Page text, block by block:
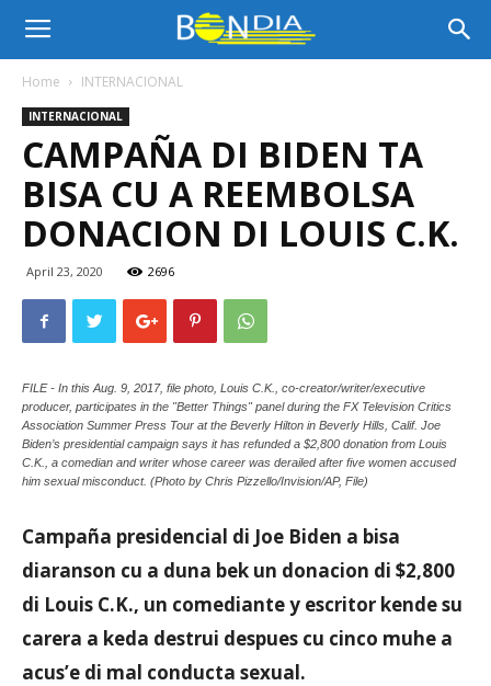
Bon
Dia
Aruba
Noticia
Aruba
Home INTERNACIONAL
INTERNACIONAL
CAMPAÑA DI BIDEN TA
BISA CU A REEMBOLSA
DONACION DI LOUIS C.K.
April 23, 2020 2696
FILE - In this Aug. 9, 2017, file photo, Louis C.K., co-creator/writer/executive
producer, participates in the "Better Things" panel during the FX Television Critics
Association Summer Press Tour at the Beverly Hilton in Beverly Hills, Calif. Joe
Biden’s presidential campaign says it has refunded a $2,800 donation from Louis
C.K., a comedian and writer whose career was derailed after five women accused
him sexual misconduct. (Photo by Chris Pizzello/Invision/AP, File)
Campaña presidencial di Joe Biden a bisa
diaranson cu a duna bek un donacion di $2,800
di Louis C.K., un comediante y escritor kende su
carera a keda destrui despues cu cinco muhe a
acus’e di mal conducta sexual.